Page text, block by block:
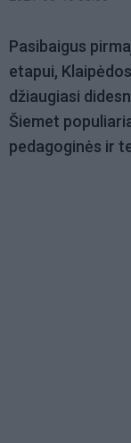
Pasibaigus
etapui,
džiaugiasi
Šiemet
pedagoginės ir